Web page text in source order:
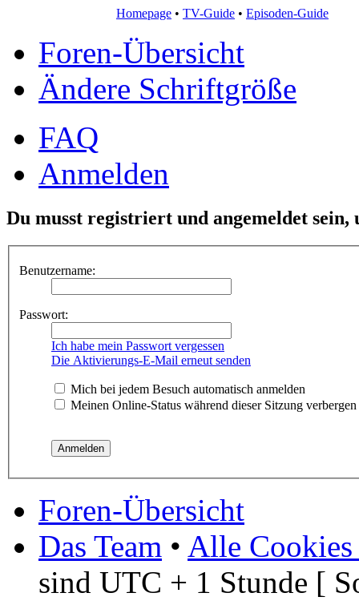
Homepage • TV-Guide • Episoden-Guide
Foren-Übersicht
Ändere Schriftgröße
FAQ
Anmelden
Du musst registriert und angemeldet
Benutzername:
Passwort:
Ich habe mein Passwort vergessen
Die Aktivierungs-E-Mail erneut senden
Mich bei jedem Besuch automatisch anmelden
Meinen Online-Status während dieser Sitzung verbergen
Foren-Übersicht
Das Team • Alle Cookies
sind UTC + 1 Stunde [